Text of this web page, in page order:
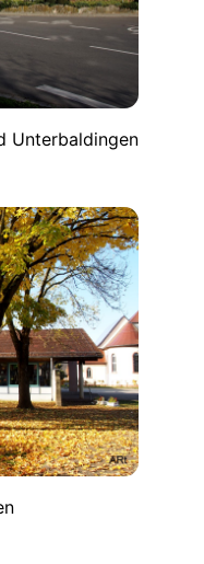
Unterbaldingen